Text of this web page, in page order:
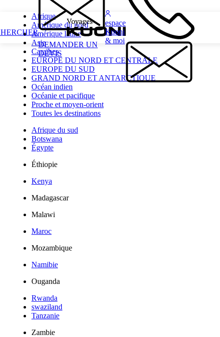
DEMANDER UN
DEVIS
espace
Kuoni
& moi
Afrique
Amérique du nord
Amérique latine
Asie
Caraïbes
EUROPE DU NORD ET CENTRALE
EUROPE DU SUD
GRAND NORD ET ANTARCTIQUE
Océan indien
Océanie et pacifique
Proche et moyen-orient
Toutes les destinations
Afrique du sud
Botswana
Égypte
Éthiopie
Kenya
Madagascar
Malawi
Maroc
Mozambique
Namibie
Ouganda
Rwanda
swaziland
Tanzanie
Zambie